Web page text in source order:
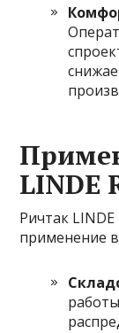
LINDE
Ричтак
применение